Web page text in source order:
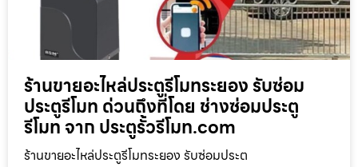
ร้านขายอะไหล่ประตูรีโมทระยอง รับซ่อม
ประตูรีโมท ด่วนถึงที่โดย ช่างซ่อมประตู
รีโมท จาก ประตูรั้วรีโมท.com
ร้านขายอะไหล่ประตูรีโมทระยอง รับซ่อมประต